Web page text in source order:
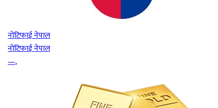
नोटिफाई नेपाल
नोटिफाई नेपाल
—,